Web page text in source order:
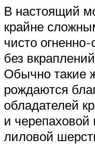
В настоящий
крайне
чисто
без
Обычно такие
рождаются
обладателей
и черепаховой
лиловой